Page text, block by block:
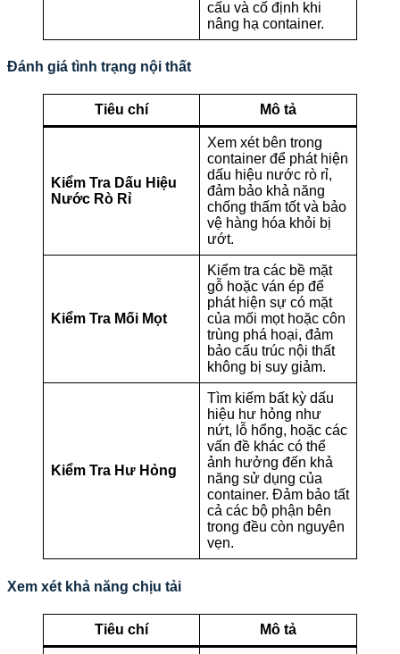
cấu và cố định khi
nâng hạ container.
Đánh giá tình trạng nội thất
Tiêu chí Mô tả
Kiểm Tra Dấu Hiệu
Nước Rò Rỉ
Xem xét bên trong
container để phát hiện
dấu hiệu nước rò rỉ,
đảm bảo khả năng
chống thấm tốt và bảo
vệ hàng hóa khỏi bị
ướt.
Kiểm Tra Mối Mọt
Kiểm tra các bề mặt
gỗ hoặc ván ép để
phát hiện sự có mặt
của mối mọt hoặc côn
trùng phá hoại, đảm
bảo cấu trúc nội thất
không bị suy giảm.
Kiểm Tra Hư Hỏng
Tìm kiếm bất kỳ dấu
hiệu hư hỏng như
nứt, lỗ hổng, hoặc các
vấn đề khác có thể
ảnh hưởng đến khả
năng sử dụng của
container. Đảm bảo tất
cả các bộ phận bên
trong đều còn nguyên
vẹn.
Xem xét khả năng chịu tải
Tiêu chí Mô tả